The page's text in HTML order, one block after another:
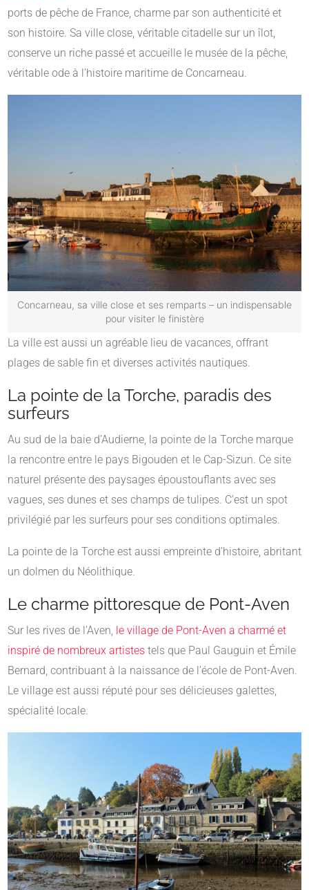
ports de pêche de France, charme par son authenticité et
son histoire. Sa ville close, véritable citadelle sur un îlot,
conserve un riche passé et accueille le musée de la pêche,
véritable ode à l’histoire maritime de Concarneau.
Concarneau, sa ville close et ses remparts – un indispensable
pour visiter le finistère
La ville est aussi un agréable lieu de vacances, offrant
plages de sable fin et diverses activités nautiques.
La pointe de la Torche, paradis des
surfeurs
Au sud de la baie d’Audierne, la pointe de la Torche marque
la rencontre entre le pays Bigouden et le Cap-Sizun. Ce site
naturel présente des paysages époustouflants avec ses
vagues, ses dunes et ses champs de tulipes. C’est un spot
privilégié par les surfeurs pour ses conditions optimales.
La pointe de la Torche est aussi empreinte d’histoire, abritant
un dolmen du Néolithique.
Le charme pittoresque de Pont-Aven
Sur les rives de l’Aven, le village de Pont-Aven a charmé et
inspiré de nombreux artistes tels que Paul Gauguin et Émile
Bernard, contribuant à la naissance de l’école de Pont-Aven.
Le village est aussi réputé pour ses délicieuses galettes,
spécialité locale.